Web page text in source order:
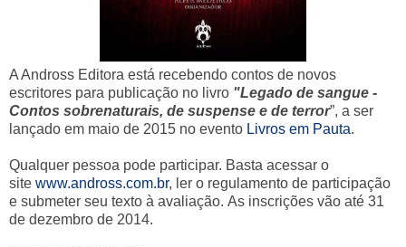
A Andross Editora está recebendo contos de novos
escritores para publicação no livro "Legado de sangue -
Contos sobrenaturais, de suspense e de terror”, a ser
lançado em maio de 2015 no evento Livros em Pauta.
Qualquer pessoa pode participar. Basta acessar o
site www.andross.com.br, ler o regulamento de participação
e submeter seu texto à avaliação. As inscrições vão até 31
de dezembro de 2014.